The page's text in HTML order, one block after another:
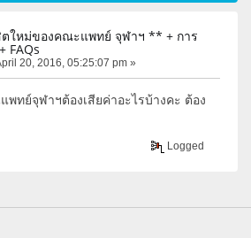
ใหม่ของคณะแพทย์ จุฬาฯ ** + การ
FAQs
20, 2016, 05:25:07 pm »
พทย์จุฬาฯต้องเสียค่าอะไรบ้างคะ ต้อง
Logged